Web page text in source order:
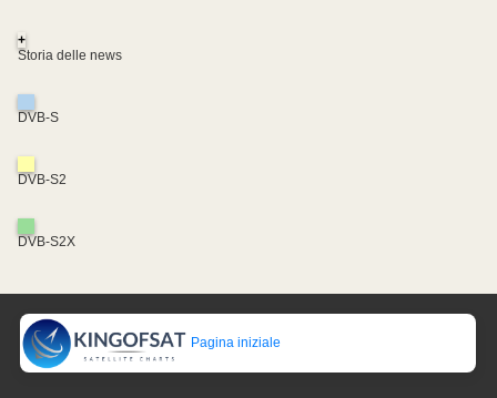
+
Storia delle news
DVB-S
DVB-S2
DVB-S2X
Pagina iniziale